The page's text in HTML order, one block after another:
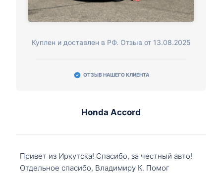
Куплен и доставлен в РФ. Отзыв от 13.08.2025
ОТЗЫВ НАШЕГО КЛИЕНТА
Honda Accord
Привет из Иркутска! Спасибо, за честный авто!
Отдельное спасибо, Владимиру К. Помог